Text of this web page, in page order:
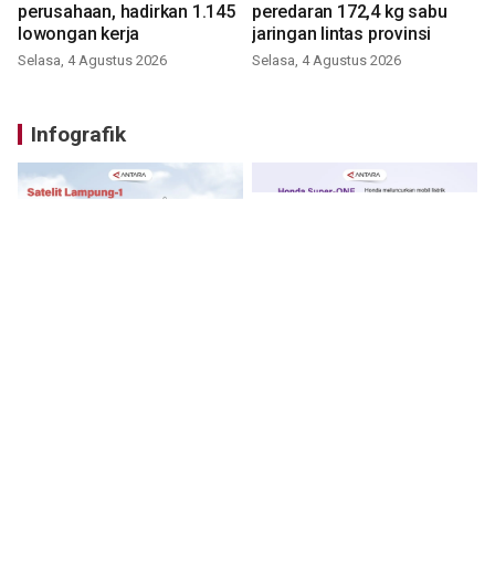
perusahaan, hadirkan 1.145
lowongan kerja
Selasa, 4 Agustus 2026
peredaran 172,4 kg sabu
jaringan lintas provinsi
Selasa, 4 Agustus 2026
Infografik